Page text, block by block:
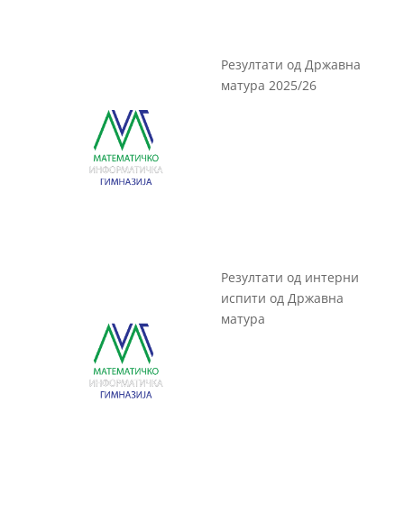
Резултати од Државна
матура 2025/26
Резултати од интерни
испити од Државна
матура